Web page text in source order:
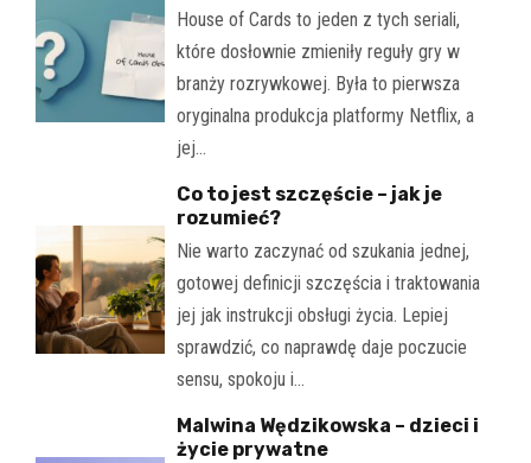
House of Cards to jeden z tych seriali,
które dosłownie zmieniły reguły gry w
branży rozrywkowej. Była to pierwsza
oryginalna produkcja platformy Netflix, a
jej…
Co to jest szczęście – jak je
rozumieć?
Nie warto zaczynać od szukania jednej,
gotowej definicji szczęścia i traktowania
jej jak instrukcji obsługi życia. Lepiej
sprawdzić, co naprawdę daje poczucie
sensu, spokoju i…
Malwina Wędzikowska – dzieci i
życie prywatne